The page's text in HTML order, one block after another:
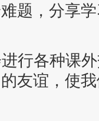
题，分享
行各种课
友谊，使